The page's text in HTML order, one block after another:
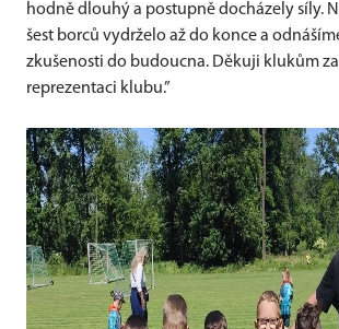
hodně dlouhý a postupně docházely síly.
šest borců vydrželo až do konce a
zkušenosti do budoucna. Děkuji klukům
reprezentaci klubu.”